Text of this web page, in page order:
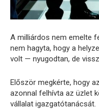
A milliárdos nem emelte
nem hagyta, hogy a
volt — nyugodtan, de
Először megkérte, hogy
azonnal felhívta az üzlet
vállalat igazgatótanácsát.